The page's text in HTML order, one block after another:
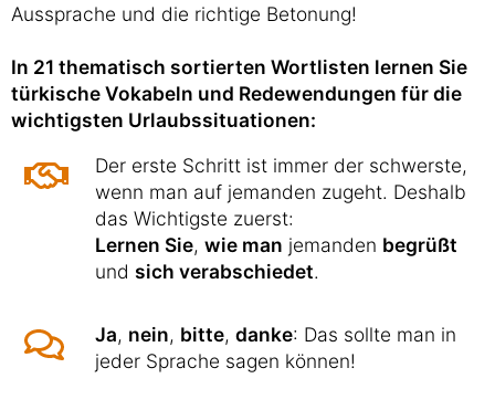
Aussprache und die richtige Betonung!
In 21 thematisch sortierten Wortlisten lernen Sie
türkische Vokabeln und Redewendungen für die
wichtigsten Urlaubssituationen:
Der erste Schritt ist immer der schwerste,
wenn man auf jemanden zugeht. Deshalb
das Wichtigste zuerst:
Lernen Sie, wie man jemanden begrüßt
und sich verabschiedet.
Ja, nein, bitte, danke: Das sollte man in
jeder Sprache sagen können!